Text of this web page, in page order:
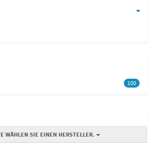
100
WÄHLEN SIE EINEN HERSTELLER.